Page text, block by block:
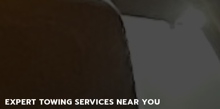
EXPERT TOWING SERVICES NEAR YOU